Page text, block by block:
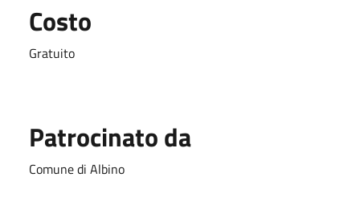
Costo
Gratuito
Patrocinato da
Comune di Albino